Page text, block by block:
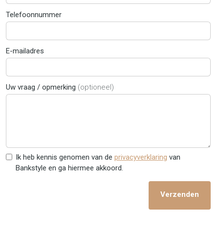
Telefoonnummer
E-mailadres
Uw vraag / opmerking (optioneel)
Ik heb kennis genomen van de privacyverklaring van
Bankstyle en ga hiermee akkoord.
Verzenden